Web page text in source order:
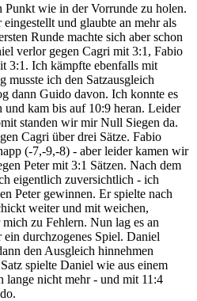
Punkt wie in der Vorrunde zu holen.
und glaubte an mehr als
Runde machte sich aber schon
verlor gegen Cagri mit 3:1, Fabio
3:1. Ich kämpfte ebenfalls mit
ich den Satzausgleich
dann Guido davon. Ich konnte es
und kam bis auf 10:9 heran. Leider
standen wir mir Null Siegen da.
Cagri über drei Sätze. Fabio
(-7,-9,-8) - aber leider kamen wir
Peter mit 3:1 Sätzen. Nach dem
eigentlich zuversichtlich - ich
Peter gewinnen. Er spielte nach
weiter und mit weichen,
zu Fehlern. Nun lag es an
durchzogenes Spiel. Daniel
den Ausgleich hinnehmen
spielte Daniel wie aus einem
lange nicht mehr - und mit 11:4